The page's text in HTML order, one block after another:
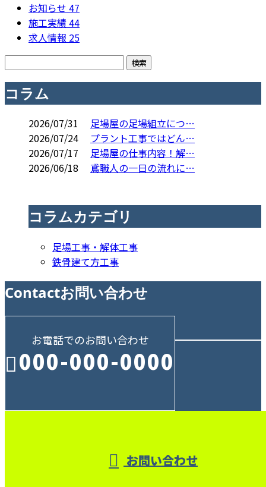
お知らせ 47
施工実績44
求人情報 25
コラム
2026/07/31
足場屋の足場組立につ…
2026/07/24
プラント工事ではどん…
2026/07/17
足場屋の仕事内容！解…
2026/06/18
鳶職人の一日の流れに…
コラムカテゴリ
足場工事・解体工事
鉄骨建て方工事
Contactお問い合わせ
お電話でのお問い合わせ
000-000-0000
お問い合わせ